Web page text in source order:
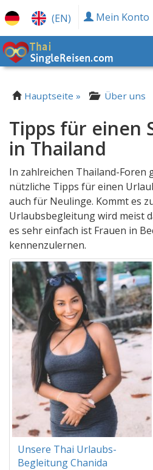
(EN) Mein Konto
Hauptseite » Über uns
Tipps für einen
in Thailand
In zahlreichen Thailand-Foren
nützliche Tipps für einen
auch für Neulinge. Kommt es
Urlaubsbegleitung wird meist
es sehr einfach ist Frauen in
kennenzulernen.
Unsere Thai Urlaubs-
Begleitung Chanida